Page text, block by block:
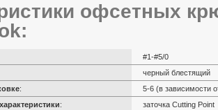
офсетных
#1-#5/0
черный блестящий
:
5-6 (в зависимости
:
заточка Cutting Point